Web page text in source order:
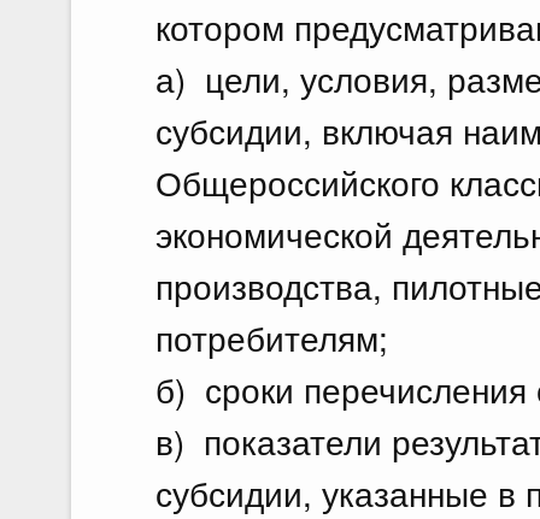
котором
а) цели, условия,
субсидии, включая
Общероссийского
экономической
производства,
потребителям;
б) сроки перечисления
в) показатели
субсидии, указанные в